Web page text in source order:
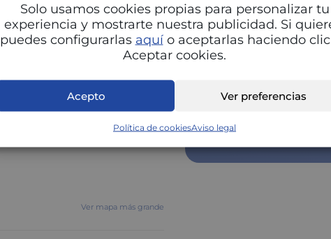
Solo usamos cookies propias para personalizar tu
experiencia y mostrarte nuestra publicidad. Si
puedes configurarlas aquío aceptarlas haciendo
Aceptar cookies.
Acepto Ver preferencias
Política de cookiesAviso legal
Ver mapa más grande